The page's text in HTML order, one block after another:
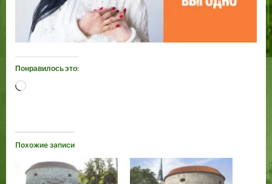
Понравилось это:
Загрузка…
Похожие записи